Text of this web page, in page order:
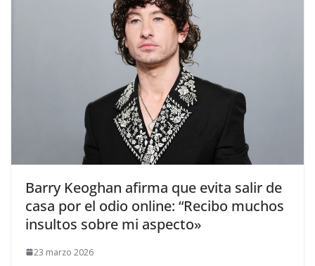
​Barry Keoghan afirma que evita salir de
casa por el odio online: “Recibo muchos
insultos sobre mi aspecto»
23 marzo 2026